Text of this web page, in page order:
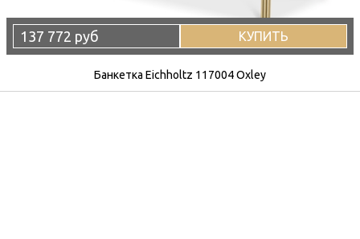
137 772 руб КУПИТЬ
Банкетка Eichholtz 117004 Oxley